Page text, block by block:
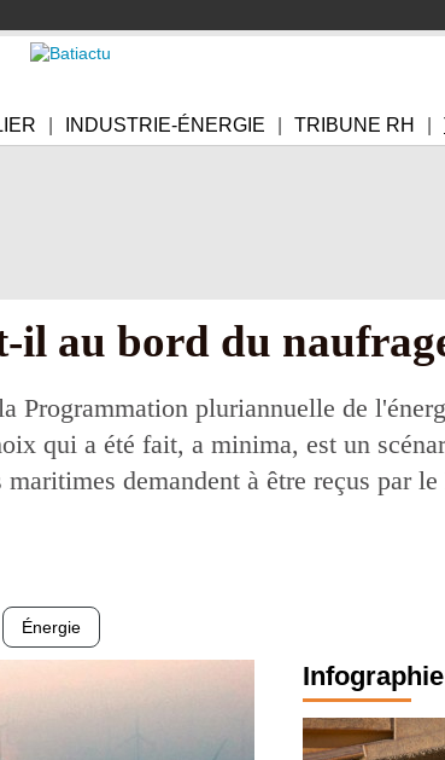
INDUSTRIE-ÉNERGIE TRIBUNE RH
il au bord du
Programmation pluriannuelle de
qui a été fait, a minima, est un
demandent à être reçus par
Énergie
Infographie